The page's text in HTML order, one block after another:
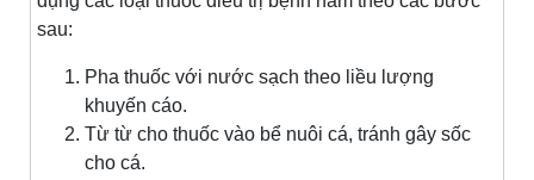
sau:
Pha thuốc với nước sạch theo liều lượng
khuyến cáo.
Từ từ cho thuốc vào bể nuôi cá, tránh gây sốc
cho cá.